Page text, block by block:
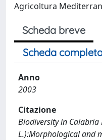
Agricoltura
Scheda breve
Scheda
Anno
2003
Citazione
Biodiversity in
L.):Morphological and